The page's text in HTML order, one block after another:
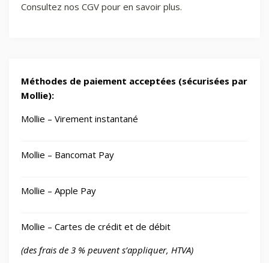
Maman et bébé
Montres & Rings
📂 Outdoor
📂 Outillage
📷 Photos et Caméras
Consultez nos CGV pour en savoir plus.
Méthodes de paiement acceptées (sécurisées par
Mollie):
Mollie – Virement instantané
Mollie – Bancomat Pay
Mollie – Apple Pay
Mollie – Cartes de crédit et de débit
(des frais de 3 % peuvent s’appliquer, HTVA)